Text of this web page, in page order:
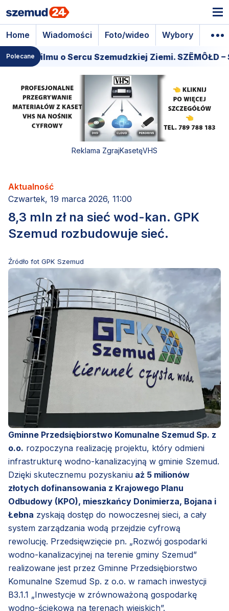
Home Wiadomości Foto/wideo Wybory
Polecane
filmu o Sercu Szemudzkiej Ziemi. SZËMÔŁD –
Reklama ZgrajKasetęVHS
Aktualność
Czwartek, 19 marca 2026, 11:00
8,3 mln zł na sieć wod-kan. GPK
Szemud rozbudowuje sieć.
Źródło fot GPK Szemud
Gminne Przedsiębiorstwo Komunalne Szemud Sp. z
o.o. rozpoczyna realizację projektu, który odmieni
infrastrukturę wodno-kanalizacyjną w gminie Szemud.
Dzięki skutecznemu pozyskaniu aż 5 milionów
złotych dofinansowania z Krajowego Planu
Odbudowy (KPO), mieszkańcy Donimierza, Bojana i
Łebna zyskają dostęp do nowoczesnej sieci, a cały
system zarządzania wodą przejdzie cyfrową
rewolucję. Przedsięwzięcie pn. „Rozwój gospodarki
wodno-kanalizacyjnej na terenie gminy Szemud”
realizowane jest przez Gminne Przedsiębiorstwo
Komunalne Szemud Sp. z o.o. w ramach inwestycji
B3.1.1 „Inwestycje w zrównoważoną gospodarkę
wodno-ściekową na terenach wiejskich”.